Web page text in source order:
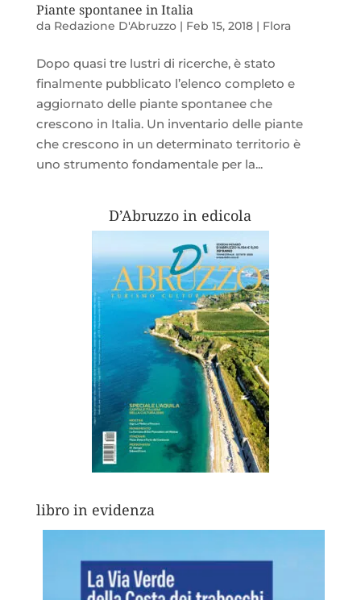
Piante spontanee in Italia
da Redazione D'Abruzzo| Feb 15, 2018| Flora
Dopo quasi tre lustri di ricerche, è stato
finalmente pubblicato l’elenco completo e
aggiornato delle piante spontanee che
crescono in Italia. Un inventario delle piante
che crescono in un determinato territorio è
uno strumento fondamentale per la...
D’Abruzzo in edicola
libro in evidenza